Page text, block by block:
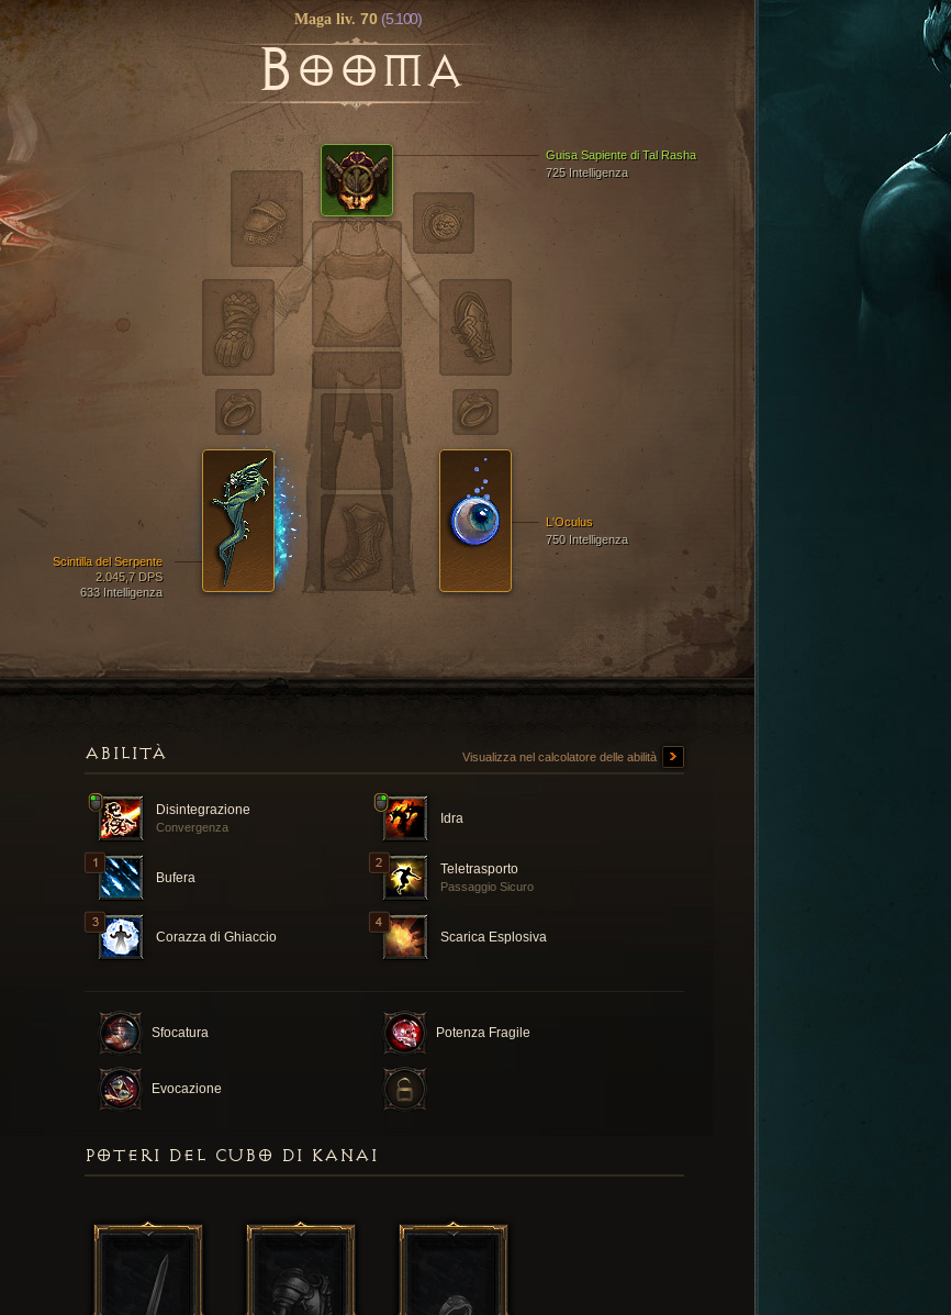
Maga liv.70 (5.100)
BOOMA
Guisa Sapiente di Tal Rasha
725 Intelligenza
Scintilla del Serpente
2.045,7 DPS
633 Intelligenza
L'Oculus
750 Intelligenza
ABILITÀ Visualizza nel calcolatore delle abilità
Disintegrazione
Convergenza
Idra
Bufera
Teletrasporto
Passaggio Sicuro
Corazza di Ghiaccio Scarica Esplosiva
Sfocatura Potenza Fragile
Evocazione
POTERI DEL CUBO DI KANAI